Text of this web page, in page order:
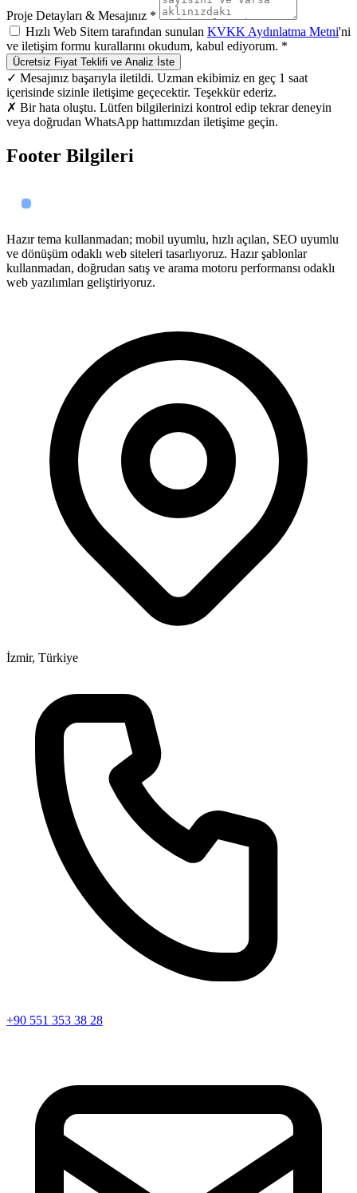
Proje Detayları & Mesajınız *
Hızlı Web Sitem tarafından sunulan KVKK Aydınlatma Metni'ni
ve iletişim formu kurallarını okudum, kabul ediyorum. *
Ücretsiz Fiyat Teklifi ve Analiz İste
✓ Mesajınız başarıyla iletildi. Uzman ekibimiz en geç 1 saat
içerisinde sizinle iletişime geçecektir. Teşekkür ederiz.
✗ Bir hata oluştu. Lütfen bilgilerinizi kontrol edip tekrar deneyin
veya doğrudan WhatsApp hattımızdan iletişime geçin.
Footer Bilgileri
Hazır tema kullanmadan; mobil uyumlu, hızlı açılan, SEO uyumlu
ve dönüşüm odaklı web siteleri tasarlıyoruz. Hazır şablonlar
kullanmadan, doğrudan satış ve arama motoru performansı odaklı
web yazılımları geliştiriyoruz.
İzmir, Türkiye
+90 551 353 38 28